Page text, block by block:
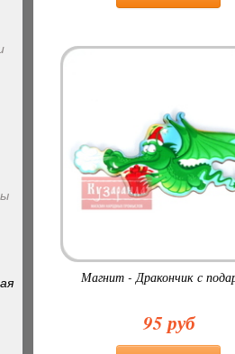
Магнит - Дракончик с
95 руб